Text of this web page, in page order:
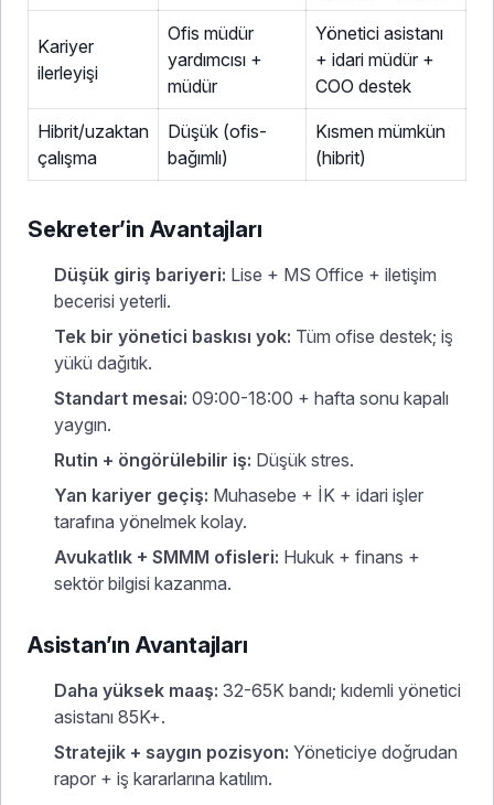
Kariyer
ilerleyişi
Ofis müdür
yardımcısı +
müdür
Yönetici asistanı
+ idari müdür +
COO destek
Hibrit/uzaktan
çalışma
Düşük (ofis-
bağımlı)
Kısmen mümkün
(hibrit)
Sekreter’in Avantajları
Düşük giriş bariyeri: Lise + MS Office + iletişim
becerisi yeterli.
Tek bir yönetici baskısı yok: Tüm ofise destek; iş
yükü dağıtık.
Standart mesai: 09:00-18:00 + hafta sonu kapalı
yaygın.
Rutin + öngörülebilir iş: Düşük stres.
Yan kariyer geçiş: Muhasebe + İK + idari işler
tarafına yönelmek kolay.
Avukatlık + SMMM ofisleri: Hukuk + finans +
sektör bilgisi kazanma.
Asistan’ın Avantajları
Daha yüksek maaş: 32-65K bandı; kıdemli yönetici
asistanı 85K+.
Stratejik + saygın pozisyon: Yöneticiye doğrudan
rapor + iş kararlarına katılım.